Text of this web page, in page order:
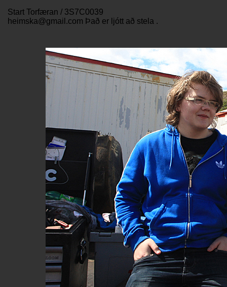
Start Torfæran / 3S7C0039
heimska@gmail.com Það er ljótt að stela .